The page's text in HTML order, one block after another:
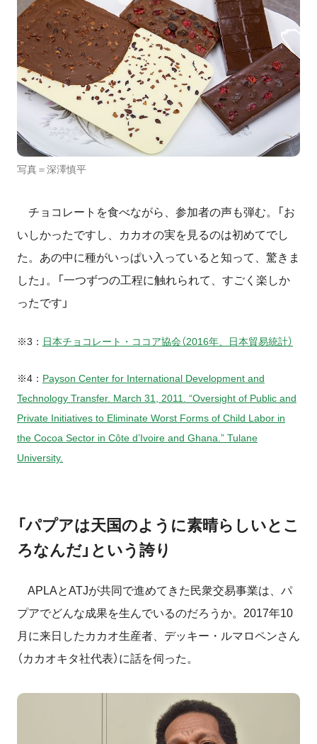
写真＝深澤慎平
チョコレートを食べながら、参加者の声も弾む。「お
いしかったですし、カカオの実を見るのは初めてでし
た。あの中に種がいっぱい入っていると知って、驚きま
した」。「一つずつの工程に触れられて、すごく楽しか
ったです」
※3： 日本チョコレート・ココア協会（2016年、日本貿易統計）
※4： Payson Center for International Development and
Technology Transfer. March 31, 2011. “Oversight of Public and
Private Initiatives to Eliminate Worst Forms of Child Labor in
the Cocoa Sector in Côte d’Ivoire and Ghana.” Tulane
University.
「パプアは天国のように素晴らしいとこ
ろなんだ」という誇り
APLAとATJが共同で進めてきた民衆交易事業は、パ
プアでどんな成果を生んでいるのだろうか。2017年10
月に来日したカカオ生産者、デッキー・ルマロペンさん
（カカオキタ社代表）に話を伺った。